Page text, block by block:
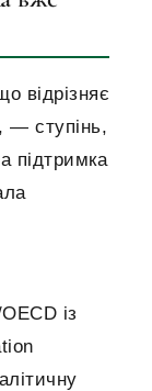
відрізняє
— ступінь,
підтримка
із